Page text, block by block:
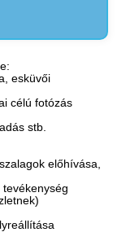
esküvői
célú fotózás
stb.
előhívása,